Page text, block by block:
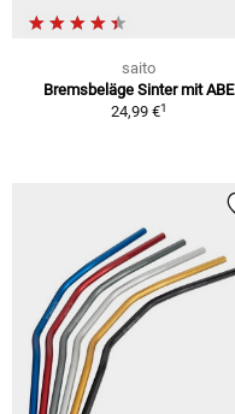
saito
Bremsbeläge Sinter mit ABE
24,99 €1